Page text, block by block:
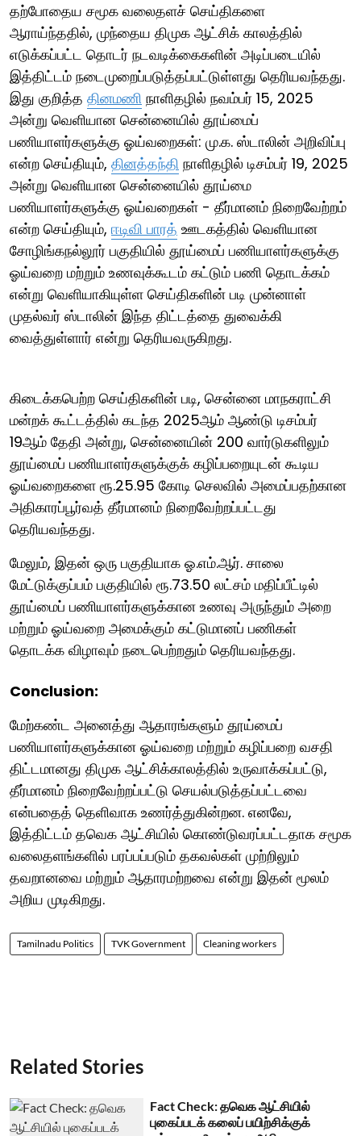
தற்போதைய சமூக வலைதளச் செய்திகளை
ஆராய்ந்ததில், முந்தைய திமுக ஆட்சிக் காலத்தில்
எடுக்கப்பட்ட தொடர் நடவடிக்கைகளின் அடிப்படையில்
இத்திட்டம் நடைமுறைப்படுத்தப்பட்டுள்ளது தெரியவந்தது.
இது குறித்த தினமணி நாளிதழில் நவம்பர் 15, 2025
அன்று வெளியான சென்னையில் தூய்மைப்
பணியாளர்களுக்கு ஓய்வறைகள்: மு.க. ஸ்டாலின் அறிவிப்பு
என்ற செய்தியும், தினத்தந்தி நாளிதழில் டிசம்பர் 19, 2025
அன்று வெளியான சென்னையில் தூய்மை
பணியாளர்களுக்கு ஓய்வறைகள் - தீர்மானம் நிறைவேற்றம்
என்ற செய்தியும், ஈடிவி பாரத் ஊடகத்தில் வெளியான
சோழிங்கநல்லூர் பகுதியில் தூய்மைப் பணியாளர்களுக்கு
ஓய்வறை மற்றும் உணவுக்கூடம் கட்டும் பணி தொடக்கம்
என்று வெளியாகியுள்ள செய்திகளின் படி முன்னாள்
முதல்வர் ஸ்டாலின் இந்த திட்டத்தை துவைக்கி
வைத்துள்ளார் என்று தெரியவருகிறது.
கிடைக்கபெற்ற செய்திகளின் படி, சென்னை மாநகராட்சி
மன்றக் கூட்டத்தில் கடந்த 2025ஆம் ஆண்டு டிசம்பர்
19ஆம் தேதி அன்று, சென்னையின் 200 வார்டுகளிலும்
தூய்மைப் பணியாளர்களுக்குக் கழிப்பறையுடன் கூடிய
ஓய்வறைகளை ரூ.25.95 கோடி செலவில் அமைப்பதற்கான
அதிகாரப்பூர்வத் தீர்மானம் நிறைவேற்றப்பட்டது
தெரியவந்தது.
மேலும், இதன் ஒரு பகுதியாக ஓ.எம்.ஆர். சாலை
மேட்டுக்குப்பம் பகுதியில் ரூ.73.50 லட்சம் மதிப்பீட்டில்
தூய்மைப் பணியாளர்களுக்கான உணவு அருந்தும் அறை
மற்றும் ஓய்வறை அமைக்கும் கட்டுமானப் பணிகள்
தொடக்க விழாவும் நடைபெற்றதும் தெரியவந்தது.
Conclusion:
மேற்கண்ட அனைத்து ஆதாரங்களும் தூய்மைப்
பணியாளர்களுக்கான ஓய்வறை மற்றும் கழிப்பறை வசதி
திட்டமானது திமுக ஆட்சிக்காலத்தில் உருவாக்கப்பட்டு,
தீர்மானம் நிறைவேற்றப்பட்டு செயல்படுத்தப்பட்டவை
என்பதைத் தெளிவாக உணர்த்துகின்றன. எனவே,
இத்திட்டம் தவெக ஆட்சியில் கொண்டுவரப்பட்டதாக சமூக
வலைதளங்களில் பரப்பப்படும் தகவல்கள் முற்றிலும்
தவறானவை மற்றும் ஆதாரமற்றவை என்று இதன் மூலம்
அறிய முடிகிறது.
Tamilnadu Politics TVK Government Cleaning workers
Related Stories
Fact Check: தவெக ஆட்சியில்
புகைப்படக் கலைப் பயிற்சிக்குக்